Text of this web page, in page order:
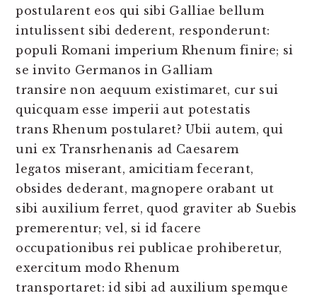
postularent eos qui sibi Galliae bellum
intulissent sibi dederent, responderunt:
populi Romani imperium Rhenum finire; si
se invito Germanos in Galliam
transire non aequum existimaret, cur sui
quicquam esse imperii aut potestatis
trans Rhenum postularet? Ubii autem, qui
uni ex Transrhenanis ad Caesarem
legatos miserant, amicitiam fecerant,
obsides dederant, magnopere orabant ut
sibi auxilium ferret, quod graviter ab Suebis
premerentur; vel, si id facere
occupationibus rei publicae prohiberetur,
exercitum modo Rhenum
transportaret: id sibi ad auxilium spemque